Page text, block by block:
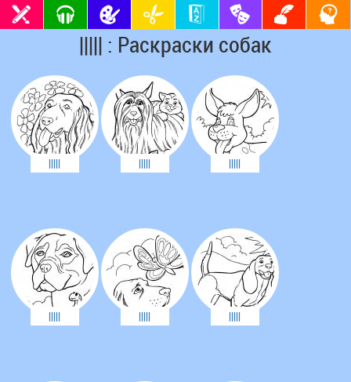
||||| : Раскраски собак
||||| ||||| |||||
||||| ||||| |||||